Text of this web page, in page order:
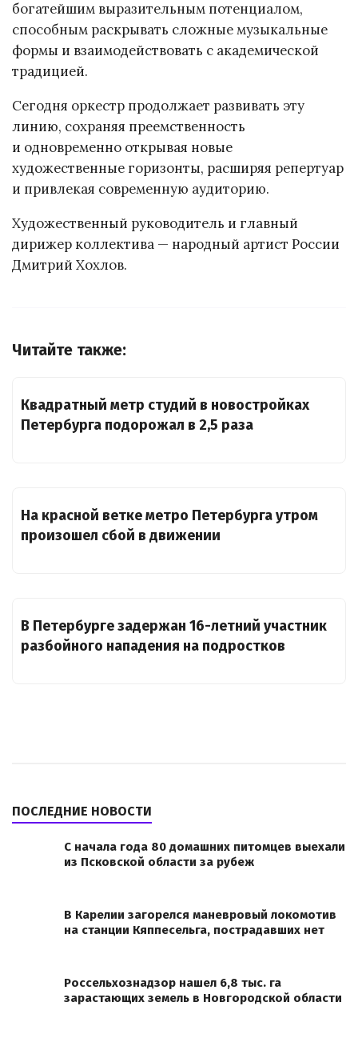
богатейшим выразительным потенциалом,
способным раскрывать сложные музыкальные
формы и взаимодействовать с академической
традицией.
Сегодня оркестр продолжает развивать эту
линию, сохраняя преемственность
и одновременно открывая новые
художественные горизонты, расширяя репертуар
и привлекая современную аудиторию.
Художественный руководитель и главный
дирижер коллектива — народный артист России
Дмитрий Хохлов.
Читайте также:
Квадратный метр студий в новостройках
Петербурга подорожал в 2,5 раза
На красной ветке метро Петербурга утром
произошел сбой в движении
В Петербурге задержан 16-летний участник
разбойного нападения на подростков
ПОСЛЕДНИЕ НОВОСТИ
С начала года 80 домашних питомцев выехали
из Псковской области за рубеж
В Карелии загорелся маневровый локомотив
на станции Кяппесельга, пострадавших нет
Россельхознадзор нашел 6,8 тыс. га
зарастающих земель в Новгородской области